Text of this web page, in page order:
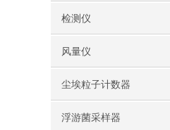
检测仪
风量仪
尘埃粒子计数器
浮游菌采样器